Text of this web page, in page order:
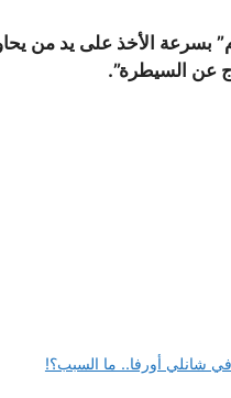
بسرعة الأخذ على يد من
عن السيطرة”.
شانلي أورفا.. ما السبب؟!